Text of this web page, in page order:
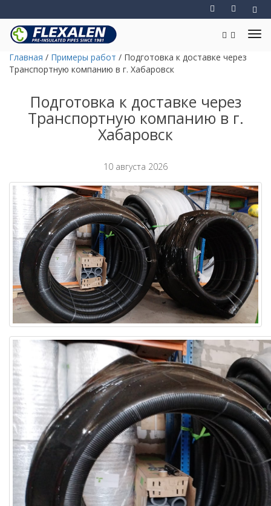
Главная / Примеры работ / Подготовка к доставке через
Транспортную компанию в г. Хабаровск
Подготовка к доставке через
Транспортную компанию в г.
Хабаровск
10 августа 2026